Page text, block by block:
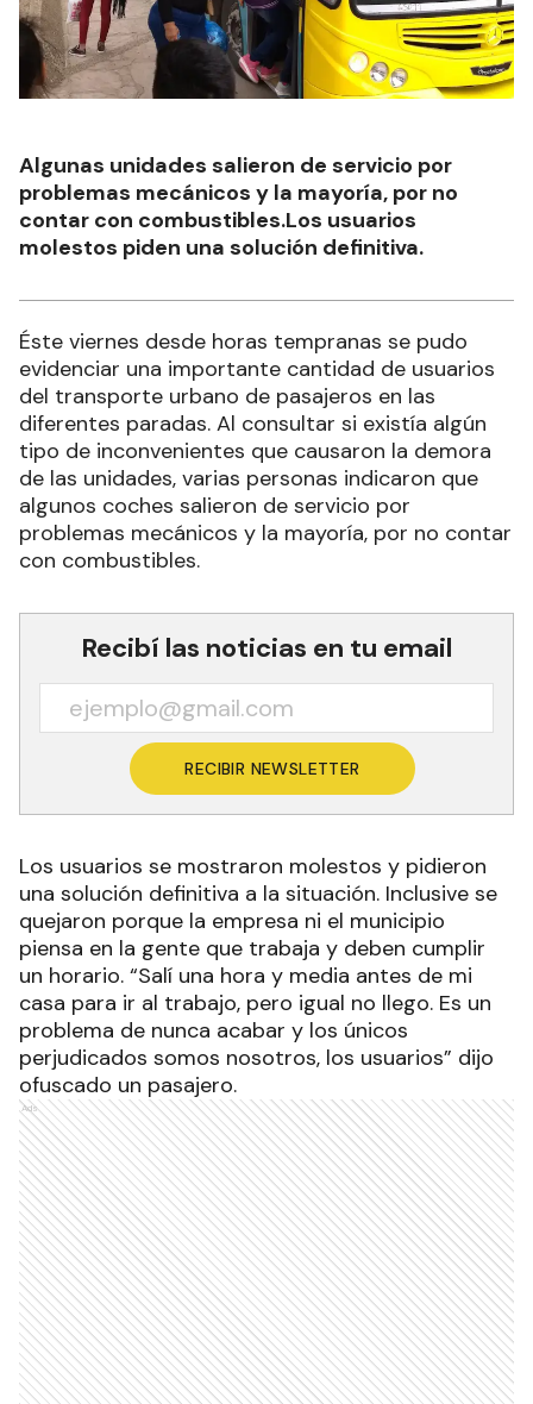
Algunas unidades salieron de servicio por
problemas mecánicos y la mayoría, por no
contar con combustibles.Los usuarios
molestos piden una solución definitiva.
Éste viernes desde horas tempranas se pudo
evidenciar una importante cantidad de usuarios
del transporte urbano de pasajeros en las
diferentes paradas. Al consultar si existía algún
tipo de inconvenientes que causaron la demora
de las unidades, varias personas indicaron que
algunos coches salieron de servicio por
problemas mecánicos y la mayoría, por no contar
con combustibles.
Recibí las noticias en tu email
RECIBIR NEWSLETTER
Los usuarios se mostraron molestos y pidieron
una solución definitiva a la situación. Inclusive se
quejaron porque la empresa ni el municipio
piensa en la gente que trabaja y deben cumplir
un horario. “Salí una hora y media antes de mi
casa para ir al trabajo, pero igual no llego. Es un
problema de nunca acabar y los únicos
perjudicados somos nosotros, los usuarios” dijo
ofuscado un pasajero.
Ads